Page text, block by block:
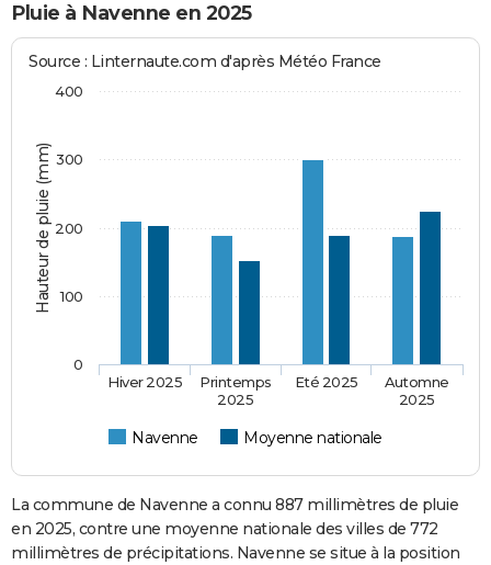
Pluie à Navenne en 2025
Hauteur de pluie (mm)
Source : Linternaute.com d'après Météo France
Navenne Moyenne nationale
Hiver 2025
Printemps
2025
Eté 2025
Automne
2025
0
100
200
300
400
La commune de Navenne a connu 887 millimètres de pluie
en 2025, contre une moyenne nationale des villes de 772
millimètres de précipitations. Navenne se situe à la position